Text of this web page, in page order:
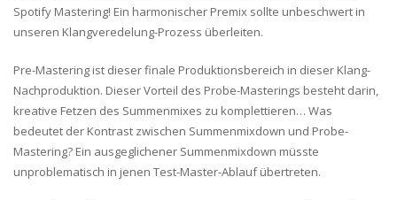
Spotify Mastering! Ein harmonischer Premix sollte unbeschwert in
unseren Klangveredelung-Prozess überleiten.
Pre-Mastering ist dieser finale Produktionsbereich in dieser Klang-
Nachproduktion. Dieser Vorteil des Probe-Masterings besteht darin,
kreative Fetzen des Summenmixes zu komplettieren… Was
bedeutet der Kontrast zwischen Summenmixdown und Probe-
Mastering? Ein ausgeglichener Summenmixdown müsste
unproblematisch in jenen Test-Master-Ablauf übertreten.